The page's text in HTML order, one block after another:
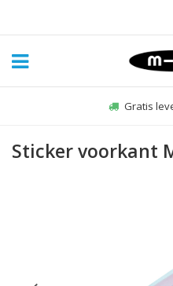
Gratis
Sticker voorkant